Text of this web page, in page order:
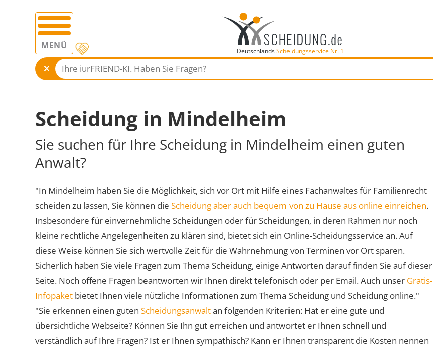
MENÜ DeutschlandsScheidungsservice Nr. 1
Scheidung in Mindelheim
Sie suchen für Ihre Scheidung in Mindelheim einen guten
Anwalt?
"In Mindelheim haben Sie die Möglichkeit, sich vor Ort mit Hilfe eines Fachanwaltes für Familienrecht
scheiden zu lassen, Sie können die Scheidung aber auch bequem von zu Hause aus online einreichen.
Insbesondere für einvernehmliche Scheidungen oder für Scheidungen, in deren Rahmen nur noch
kleine rechtliche Angelegenheiten zu klären sind, bietet sich ein Online-Scheidungsservice an. Auf
diese Weise können Sie sich wertvolle Zeit für die Wahrnehmung von Terminen vor Ort sparen.
Sicherlich haben Sie viele Fragen zum Thema Scheidung, einige Antworten darauf finden Sie auf dieser
Seite. Noch offene Fragen beantworten wir Ihnen direkt telefonisch oder per Email. Auch unser Gratis-
Infopaket bietet Ihnen viele nützliche Informationen zum Thema Scheidung und Scheidung online."
"Sie erkennen einen guten Scheidungsanwaltan folgenden Kriterien: Hat er eine gute und
übersichtliche Webseite? Können Sie Ihn gut erreichen und antwortet er Ihnen schnell und
verständlich auf Ihre Fragen? Ist er Ihnen sympathisch? Kann er Ihnen transparent die Kosten nennen